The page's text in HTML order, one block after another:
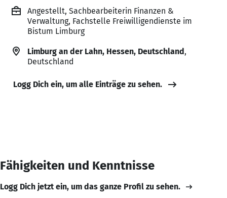
Angestellt, Sachbearbeiterin Finanzen &
Verwaltung, Fachstelle Freiwilligendienste im
Bistum Limburg
Limburg an der Lahn, Hessen, Deutschland,
Deutschland
Logg Dich ein, um alle Einträge zu sehen.
Fähigkeiten und Kenntnisse
Logg Dich jetzt ein, um das ganze Profil zu sehen.